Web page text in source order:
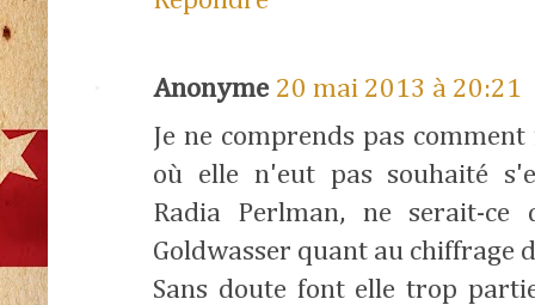
Anonyme 20 mai 2013 à 20:21
Je ne comprends pas
où elle n'eut pas souhaité
Radia Perlman, ne serait-
Goldwasser quant au chiffrage
Sans doute font elle trop